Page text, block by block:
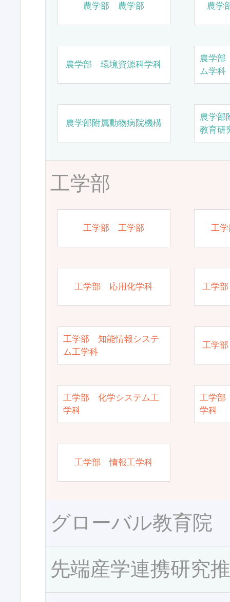
農学部 農学部 農学
農学部 環境資源科学科
農学
ム学科
農学部附属動物病院機構
農学部
教育研
工学部
工学部 工学部 工
工学部 応用化学科 工学
工学部 知能情報システ
ム工学科
工学
工学部 化学システム工
学科
工学部
学科
工学部 情報工学科
グローバル教育院
先端産学連携研究